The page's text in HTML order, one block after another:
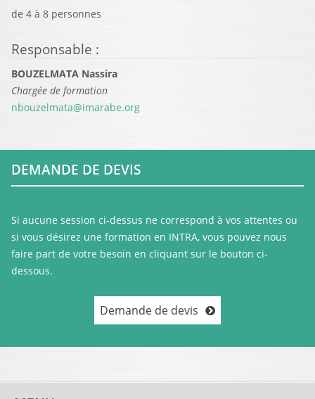
de 4 à 8 personnes
Responsable :
BOUZELMATA Nassira
Chargée de formation
nbouzelmata@imarabe.org
DEMANDE DE DEVIS
Si aucune session ci-dessus ne correspond à vos attentes ou
si vous désirez une formation en INTRA, vous pouvez nous
faire part de votre besoin en cliquant sur le bouton ci-
dessous.
Demande de devis